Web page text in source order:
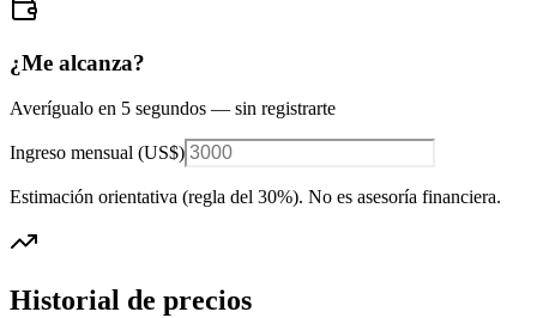
¿Me alcanza?
Averígualo en 5 segundos — sin registrarte
Ingreso mensual (US$)
Estimación orientativa (regla del 30%). No es asesoría financiera.
Historial de precios